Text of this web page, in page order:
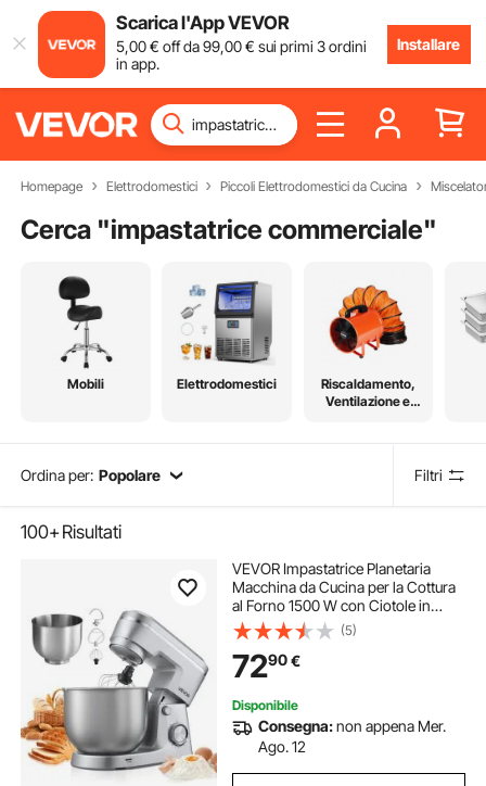
Scarica l'App VEVOR
5,00€ off da99,00€ sui primi 3 ordini
in app.
Installare
Homepage Elettrodomestici Piccoli Elettrodomestici da Cucina
Cerca "impastatrice commerciale"
Mobili Elettrodomestici
Riscaldamento,
Ventilazione e
Ordina per: Popolare Filtri
100+Risultati
VEVOR Impastatrice Planetaria
Macchina da Cucina per la Cottura
al Forno 1500 W con Ciotole in
Acciaio Inox, Gancio per Impastare,
Impastatrice con Inclinazione
Regolabile a 10 Velocità
(5)
7290€
Disponibile
Consegna:non appena Mer.
Ago. 12